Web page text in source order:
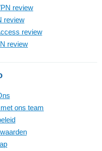
review
review
review
review
ons team